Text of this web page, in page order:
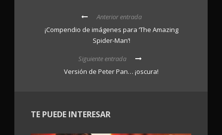
Anterior entrada
¡Compendio de imágenes para ‘The Amazing
Spider-Man’!
Siguiente entrada
Versión de Peter Pan… ¡oscura!
TE PUEDE INTERESAR